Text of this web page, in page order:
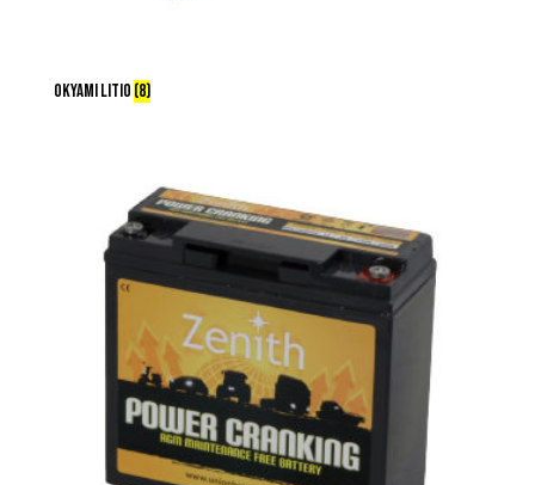
OKYAMI LITIO (8)